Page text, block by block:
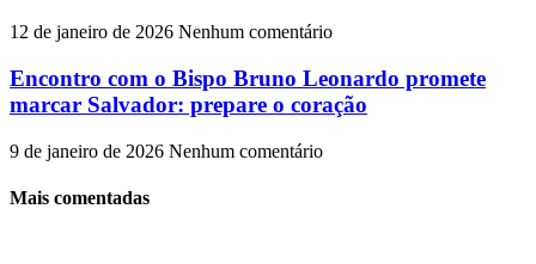
12 de janeiro de 2026 Nenhum comentário
Encontro com o Bispo Bruno Leonardo promete
marcar Salvador: prepare o coração
9 de janeiro de 2026 Nenhum comentário
Mais comentadas